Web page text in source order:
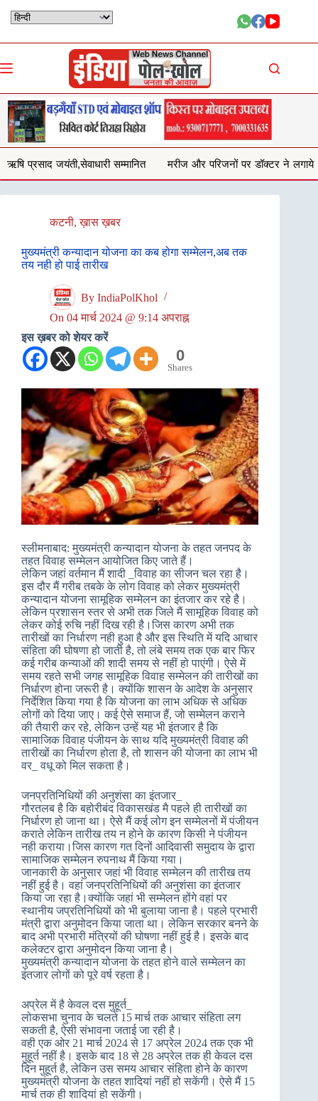
सम्मानित मरीज और परिजनों पर डॉक्टर ने लगाये गालीगलौच और मारपीट
कटनी,ख़ास ख़बर
मुख्यमंत्री कन्यादान योजना का कब होगा सम्मेलन,अब तक
तय नही हो पाई तारीख
By IndiaPolKhol
On 04 मार्च 2024 @ 9:14 अपराह्न
इस ख़बर को शेयर करें
0
Shares
स्लीमनाबाद: मुख्यमंत्री कन्यादान योजना के तहत जनपद के
तहत विवाह सम्मेलन आयोजित किए जाते हैं।
लेकिन जहां वर्तमान मैं शादी _विवाह का सीजन चल रहा है।
इस दौर मैं गरीब तबके के लोग विवाह को लेकर मुख्यमंत्री
कन्यादान योजना सामूहिक सम्मेलन का इंतजार कर रहे है।
लेकिन प्रशासन स्तर से अभी तक जिले मैं सामूहिक विवाह को
लेकर कोई रुचि नहीं दिख रही है।जिस कारण अभी तक
तारीखों का निर्धारण नही हुआ है और इस स्थिति में यदि आचार
संहिता की घोषणा हो जाती है, तो लंबे समय तक एक बार फिर
कई गरीब कन्याओं की शादी समय से नहीं हो पाएंगी। ऐसे में
समय रहते सभी जगह सामूहिक विवाह सम्मेलन की तारीखों का
निर्धारण होना जरूरी है। क्योंकि शासन के आदेश के अनुसार
निर्देशित किया गया है कि योजना का लाभ अधिक से अधिक
लोगों को दिया जाए। कई ऐसे समाज हैं, जो सम्मेलन कराने
की तैयारी कर रहे, लेकिन उन्हें यह भी इंतजार है कि
सामाजिक विवाह पंजीयन के साथ यदि मुख्यमंत्री विवाह की
तारीखों का निर्धारण होता है, तो शासन की योजना का लाभ भी
वर_ वधू को मिल सकता है।
जनप्रतिनिधियों की अनुशंसा का इंतजार_
गौरतलब है कि बहोरीबंद विकासखंड मै पहले ही तारीखों का
निर्धारण हो जाना था। ऐसे मैं कई लोग इन सम्मेलनों में पंजीयन
कराते लेकिन तारीख तय न होने के कारण किसी ने पंजीयन
नही कराया।जिस कारण गत दिनों आदिवासी समुदाय के द्वारा
सामाजिक सम्मेलन रुपनाथ मैं किया गया।
जानकारी के अनुसार जहां भी विवाह सम्मेलन की तारीख तय
नहीं हुई है। वहां जनप्रतिनिधियों की अनुशंसा का इंतजार
किया जा रहा है।क्योंकि जहां भी सम्मेलन होंगे वहां पर
स्थानीय जप्रतिनिधियों को भी बुलाया जाना है। पहले प्रभारी
मंत्री द्वारा अनुमोदन किया जाता था। लेकिन सरकार बनने के
बाद अभी प्रभारी मंत्रियों की घोषणा नहीं हुई है। इसके बाद
कलेक्टर द्वारा अनुमोदन किया जाना है।
मुख्यमंत्री कन्यादान योजना के तहत होने वाले सम्मेलन का
इंतजार लोगों को पूरे वर्ष रहता है।
अप्रेल में है केवल दस मुहूर्त_
लोकसभा चुनाव के चलते 15 मार्च तक आचार संहिता लग
सकती है, ऐसी संभावना जताई जा रही है।
वही एक ओर 21 मार्च 2024 से 17 अप्रेल 2024 तक एक भी
मुहूर्त नहीं है। इसके बाद 18 से 28 अप्रेल तक ही केवल दस
दिन मुहूर्त है, लेकिन उस समय आचार संहिता होने के कारण
मुख्यमंत्री योजना के तहत शादियां नहीं हो सकेंगी। ऐसे मैं 15
मार्च तक ही शादियां हो सकेंगी।